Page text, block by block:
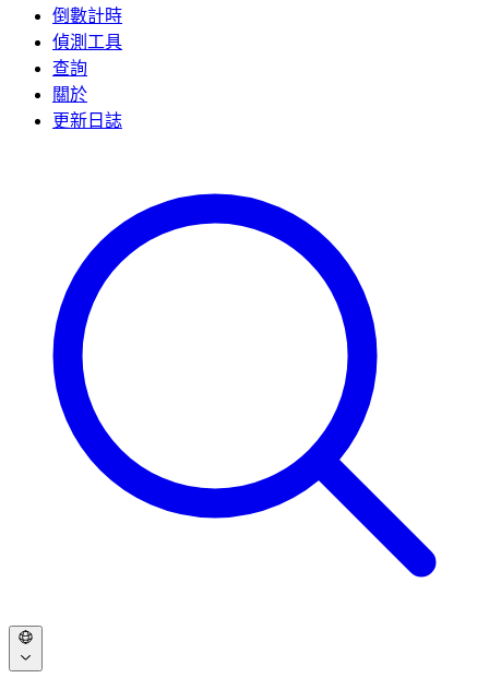
倒數計時
偵測工具
查詢
關於
更新日誌